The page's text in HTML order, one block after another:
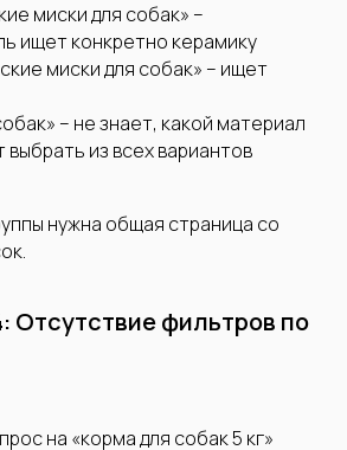
миски для собак» –
ищет конкретно керамику
миски для собак» – ищет
– не знает, какой материал
выбрать из всех вариантов
нужна общая страница со
фильтров по
на «корма для собак 5 кг»